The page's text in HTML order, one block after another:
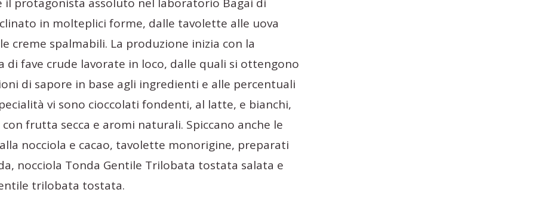
in molteplici forme, dalle tavolette alle uova
creme spalmabili. La produzione inizia con la
di fave crude lavorate in loco, dalle quali si ottengono
di sapore in base agli ingredienti e alle percentuali
vi sono cioccolati fondenti, al latte, e bianchi,
frutta secca e aromi naturali. Spiccano anche le
nocciola e cacao, tavolette monorigine, preparati
nocciola Tonda Gentile Trilobata tostata salata e
trilobata tostata.